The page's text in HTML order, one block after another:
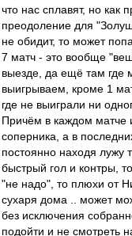
что нас сплавят, но как
преодоление для
не обидит, то может
7 матч - это вообще
выезде, да ещё там где
выигрываем, кроме 1
где не выиграли ни
Причём в каждом матче
соперника, а в
постоянно находя лужу
быстрый гол и контры,
"не надо", то плюхи от
сухаря дома .. может
без исключения
подойти и не смотреть